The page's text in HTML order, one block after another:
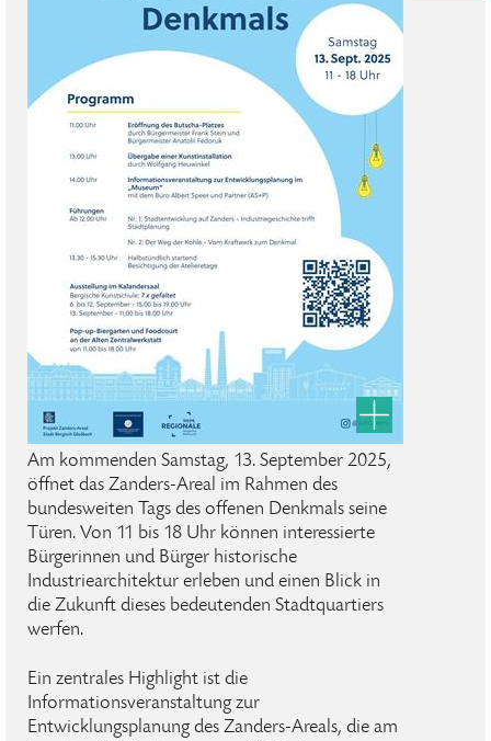
Am kommenden Samstag, 13. September 2025,
öffnet das Zanders-Areal im Rahmen des
bundesweiten Tags des offenen Denkmals seine
Türen. Von 11 bis 18 Uhr können interessierte
Bürgerinnen und Bürger historische
Industriearchitektur erleben und einen Blick in
die Zukunft dieses bedeutenden Stadtquartiers
werfen.
Ein zentrales Highlight ist die
Informationsveranstaltung zur
Entwicklungsplanung des Zanders-Areals, die am